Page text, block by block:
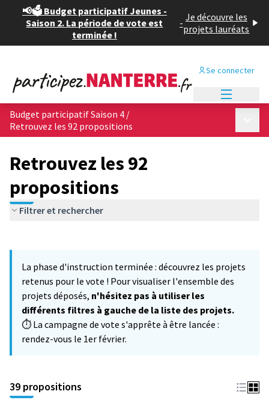
📢🗳️ Budget participatif Jeunes -
Saison 2. La période de vote est
terminée !
- Je découvre les
projets lauréats
Se connecter
Budget participatif Saison 4 /
Retrouvez les 92 propositions
Retrouvez les 92
propositions
Filtrer et rechercher
−
La phase d'instruction terminée : découvrez les projets
retenus pour le vote ! Pour visualiser l'ensemble des
projets déposés, n'hésitez pas à utiliser les
différents filtres à gauche de la liste des projets.
⏱️ La campagne de vote s'apprête à être lancée :
rendez-vous le 1er février.
39 propositions